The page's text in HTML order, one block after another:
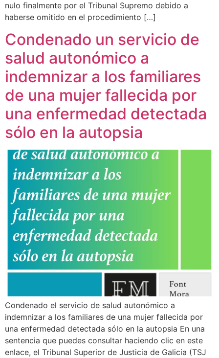
nulo finalmente por el Tribunal Supremo debido a
haberse omitido en el procedimiento […]
Condenado un servicio de
salud autonómico a
indemnizar a los familiares
de una mujer fallecida por
una enfermedad detectada
sólo en la autopsia
Condenado el servicio de salud autonómico a
indemnizar a los familiares de una mujer fallecida por
una enfermedad detectada sólo en la autopsia En una
sentencia que puedes consultar haciendo clic en este
enlace, el Tribunal Superior de Justicia de Galicia (TSJ